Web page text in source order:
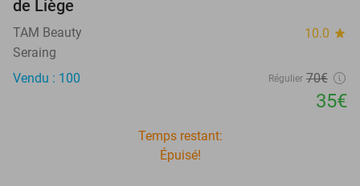
de Liège
TAM Beauty 10.0 star
Seraing
Vendu : 100
Régulier 70€
35€
Temps restant:
Épuisé!